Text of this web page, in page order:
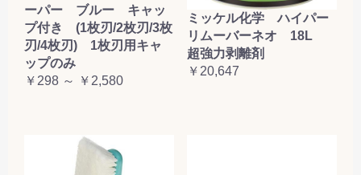
ーパー ブルー キャッ
プ付き (1枚刃/2枚刃/3枚
刃/4枚刃) 1枚刃用キャ
ップのみ
￥298 ～ ￥2,580
ミッケル化学 ハイパー
リムーバーネオ 18L
超強力剥離剤
￥20,647